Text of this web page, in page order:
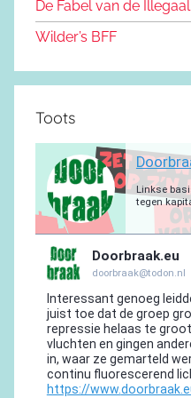
k
De Fabel van de Illegaal
Wilder’s BFF
Toots